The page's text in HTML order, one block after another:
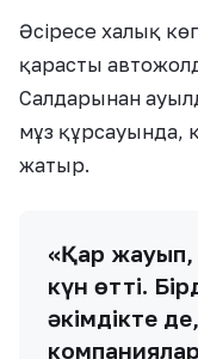
Әсіресе халық
қарасты
Салдарынан
мұз құрсауында,
жатыр.
«Қар жауып,
күн өтті.
әкімдікте